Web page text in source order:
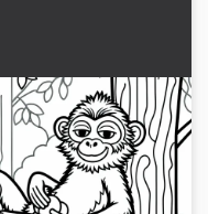
ontspannen op
houdt een
- Kleurplaat
gratis kleurplaat van
een boom! Download